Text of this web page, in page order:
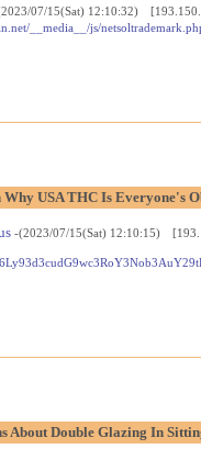
07/15(Sat) 12:10:32)
__media__/js/
Why USA THC Is Everyone's
-(2023/07/15(Sat) 12:10:15)
About Double Glazing In